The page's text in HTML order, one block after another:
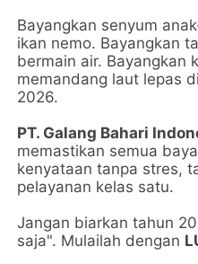
Bayangkan senyum
ikan nemo. Bayangkan
bermain air. Bayangkan
memandang laut lepas
2026.
PT. Galang Bahari
memastikan semua
kenyataan tanpa stres,
pelayanan kelas satu.
Jangan biarkan tahun
saja". Mulailah dengan